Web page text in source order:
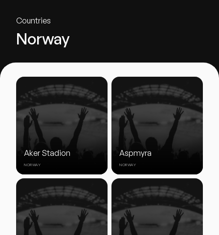
Countries
Norway
Aker Stadion
NORWAY
Aspmyra
NORWAY